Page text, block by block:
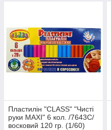
Пластилін "CLASS" "Чисті
руки MAXI" 6 кол. /7643С/
восковий 120 гр. (1/60)